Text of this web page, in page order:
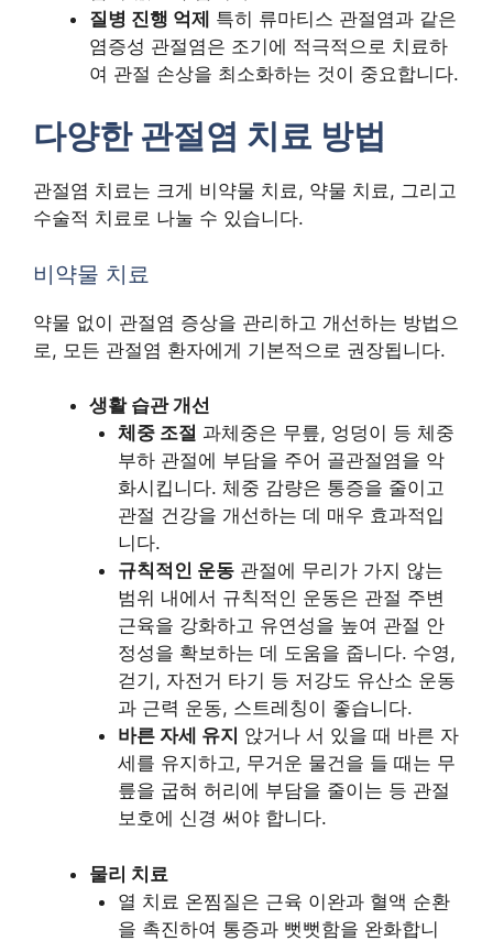
질병 진행 억제 특히 류마티스 관절염과 같은
염증성 관절염은 조기에 적극적으로 치료하
여 관절 손상을 최소화하는 것이 중요합니다.
다양한 관절염 치료 방법
관절염 치료는 크게 비약물 치료, 약물 치료, 그리고
수술적 치료로 나눌 수 있습니다.
비약물 치료
약물 없이 관절염 증상을 관리하고 개선하는 방법으
로, 모든 관절염 환자에게 기본적으로 권장됩니다.
생활 습관 개선
체중 조절 과체중은 무릎, 엉덩이 등 체중
부하 관절에 부담을 주어 골관절염을 악
화시킵니다. 체중 감량은 통증을 줄이고
관절 건강을 개선하는 데 매우 효과적입
니다.
규칙적인 운동관절에 무리가 가지 않는
범위 내에서 규칙적인 운동은 관절 주변
근육을 강화하고 유연성을 높여 관절 안
정성을 확보하는 데 도움을 줍니다. 수영,
걷기, 자전거 타기 등 저강도 유산소 운동
과 근력 운동, 스트레칭이 좋습니다.
바른 자세 유지 앉거나 서 있을 때 바른 자
세를 유지하고, 무거운 물건을 들 때는 무
릎을 굽혀 허리에 부담을 줄이는 등 관절
보호에 신경 써야 합니다.
물리 치료
열 치료 온찜질은 근육 이완과 혈액 순환
을 촉진하여 통증과 뻣뻣함을 완화합니